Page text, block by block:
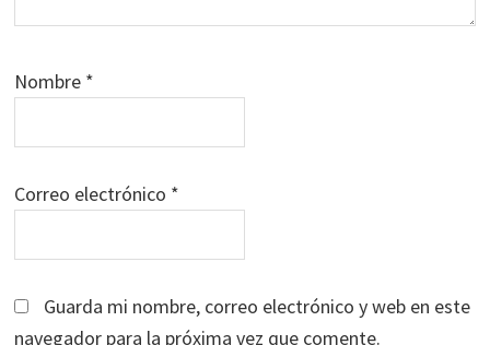
Nombre *
Correo electrónico *
Guarda mi nombre, correo electrónico y web en este
navegador para la próxima vez que comente.